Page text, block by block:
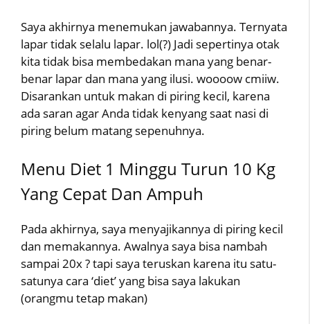
Saya akhirnya menemukan jawabannya. Ternyata
lapar tidak selalu lapar. lol(?) Jadi sepertinya otak
kita tidak bisa membedakan mana yang benar-
benar lapar dan mana yang ilusi. woooow cmiiw.
Disarankan untuk makan di piring kecil, karena
ada saran agar Anda tidak kenyang saat nasi di
piring belum matang sepenuhnya.
Menu Diet 1 Minggu Turun 10 Kg
Yang Cepat Dan Ampuh
Pada akhirnya, saya menyajikannya di piring kecil
dan memakannya. Awalnya saya bisa nambah
sampai 20x ? tapi saya teruskan karena itu satu-
satunya cara ‘diet’ yang bisa saya lakukan
(orangmu tetap makan)